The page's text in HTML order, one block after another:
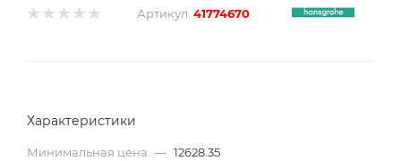
Артикул: 41774670
Характеристики
Минимальная цена — 12628.35